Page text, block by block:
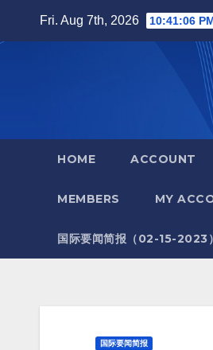
Fri. Aug 7th, 2026 10:41:07
HOME ACCOUNT
MEMBERS MY
国际要闻简报（02-15-2023）
国际要闻简报